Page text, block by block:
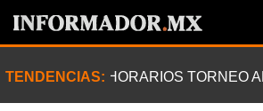
TENDENCIAS: HORARIOS TORNEO